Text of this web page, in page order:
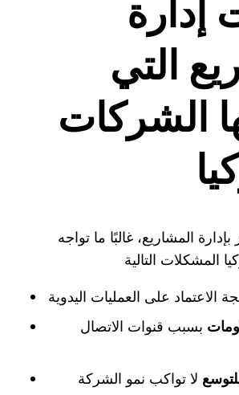
إدارة
التي
الشركات
المشاريع، غالبًا ما تواجه
الاعتماد على العمليات اليدوية
بسبب قنوات الاتصال
لا تواكب نمو الشركة